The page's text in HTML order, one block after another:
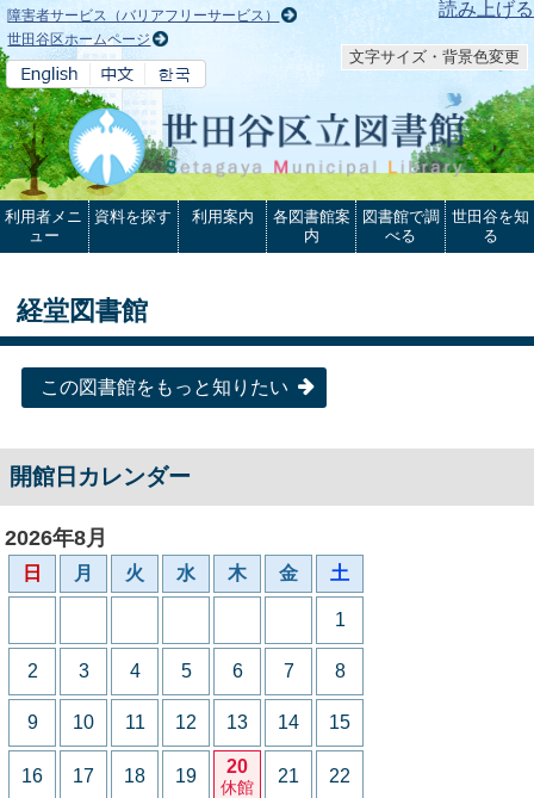
本文へ 読み上げる
障害者サービス（バリアフリーサービス）
世田谷区ホームページ
文字サイズ・背景色変更
利用者メニ
ュー
資料を探す 利用案内
各図書館案
内
図書館で調
べる
世田谷を知
る
経堂図書館
この図書館をもっと知りたい
開館日カレンダー
2026年8月
日 月 火 水 木 金 土
1
2 3 4 5 6 7 8
9 10 11 12 13 14 15
16 17 18 19 20
休館
21 22